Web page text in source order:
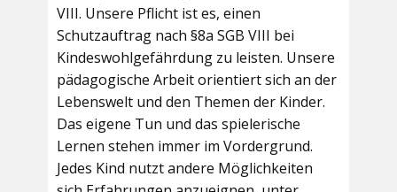
VIII. Unsere Pflicht ist es, einen
Schutzauftrag nach §8a SGB VIII bei
Kindeswohlgefährdung zu leisten. Unsere
pädagogische Arbeit orientiert sich an der
Lebenswelt und den Themen der Kinder.
Das eigene Tun und das spielerische
Lernen stehen immer im Vordergrund.
Jedes Kind nutzt andere Möglichkeiten